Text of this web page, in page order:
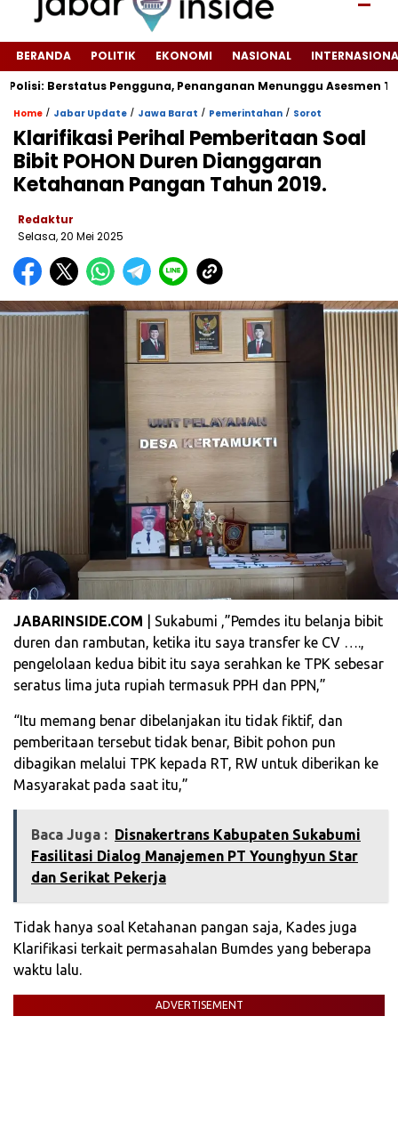
BERANDA POLITIK EKONOMI NASIONAL
Berstatus Pengguna, Penanganan Menunggu Asesmen
Home / Jabar Update / Jawa Barat / Pemerintahan / Sorot
Klarifikasi Perihal Pemberitaan Soal
Bibit POHON Duren Dianggaran
Ketahanan Pangan Tahun 2019.
Redaktur
Selasa, 20 Mei 2025
JABARINSIDE.COM | Sukabumi ,”Pemdes itu belanja bibit
duren dan rambutan, ketika itu saya transfer ke CV ….,
pengelolaan kedua bibit itu saya serahkan ke TPK sebesar
seratus lima juta rupiah termasuk PPH dan PPN,”
“Itu memang benar dibelanjakan itu tidak fiktif, dan
pemberitaan tersebut tidak benar, Bibit pohon pun
dibagikan melalui TPK kepada RT, RW untuk diberikan ke
Masyarakat pada saat itu,”
Baca Juga : Disnakertrans Kabupaten Sukabumi
Fasilitasi Dialog Manajemen PT Younghyun Star
dan Serikat Pekerja
Tidak hanya soal Ketahanan pangan saja, Kades juga
Klarifikasi terkait permasahalan Bumdes yang beberapa
waktu lalu.
ADVERTISEMENT